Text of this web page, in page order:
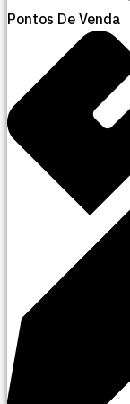
Pontos De Venda